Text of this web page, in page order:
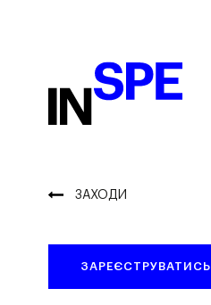
ЗАХОДИ
ЗАРЕЄСТРУВАТИСЬ